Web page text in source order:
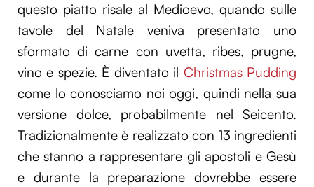
questo piatto risale al Medioevo, quando sulle
tavole del Natale veniva presentato uno
sformato di carne con uvetta, ribes, prugne,
vino e spezie. È diventato il Christmas Pudding
come lo conosciamo noi oggi, quindi nella sua
versione dolce, probabilmente nel Seicento.
Tradizionalmente è realizzato con 13 ingredienti
che stanno a rappresentare gli apostoli e Gesù
e durante la preparazione dovrebbe essere